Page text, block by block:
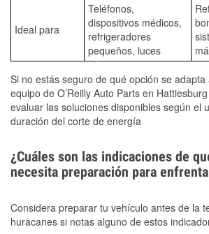
Ideal para
Teléfonos,
dispositivos médicos,
refrigeradores
pequeños, luces
Si no estás seguro de qué opción se
equipo de O’Reilly Auto Parts en
evaluar las soluciones disponibles según el
duración del corte de energía
¿Cuáles son las indicaciones de
necesita preparación para
Considera preparar tu vehículo antes de la
huracanes si notas alguno de estos